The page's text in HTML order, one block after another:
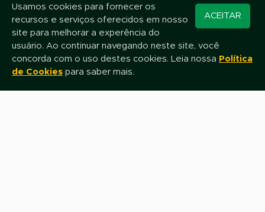
Mantenha-se atualizado!
Assine nossa newsletter e fique por dentro das novidades e promoções
Nome
Converse pelo
WhatsApp
ACEITAR
Usamos cookies para fornecer os
recursos e serviços oferecidos em nosso
site para melhorar a experência do
usuário. Ao continuar navegando neste site, você
concorda com o uso destes cookies. Leia nossa Política
de Cookies para saber mais.